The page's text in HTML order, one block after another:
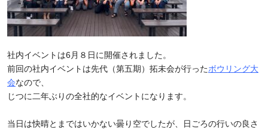
社内イベントは6 月８日に開催されました。
前回の社内イベントは先代（第五期）拓未会が行ったボウリング大
会なので、
じつに二年ぶりの全社的なイベントになります。
当日は快晴とまではいかない曇り空でしたが、日ごろの行いの良さ